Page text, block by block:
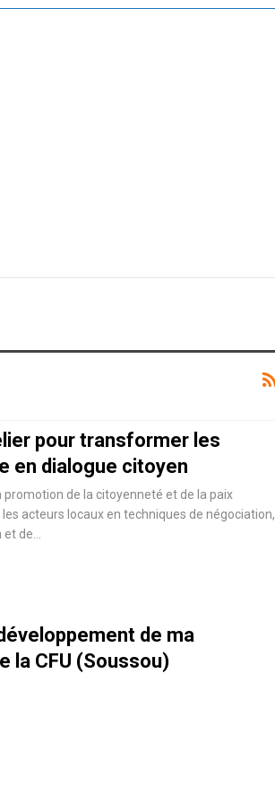
pour transformer les
en dialogue citoyen
promotion de la citoyenneté et de la paix
acteurs locaux en techniques de négociation,
de…
de ma
la CFU (Soussou)